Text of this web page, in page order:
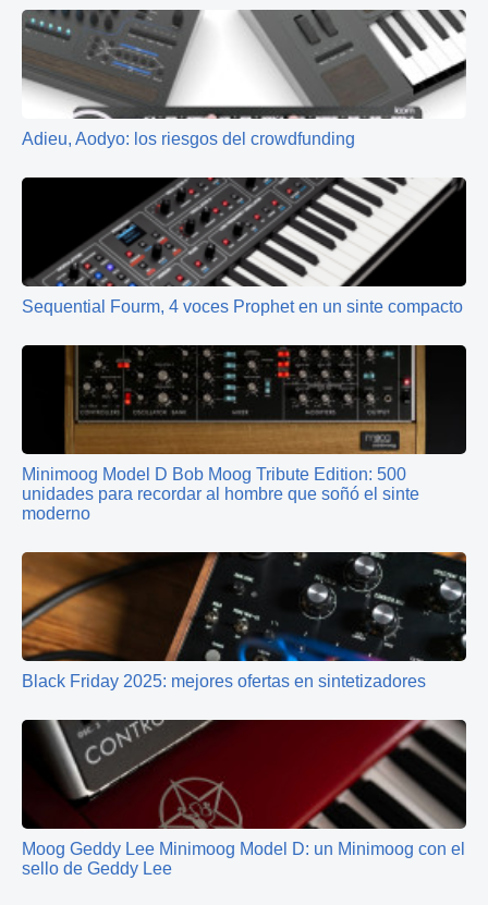
Adieu, Aodyo: los riesgos del crowdfunding
Sequential Fourm, 4 voces Prophet en un sinte compacto
Minimoog Model D Bob Moog Tribute Edition: 500
unidades para recordar al hombre que soñó el sinte
moderno
Black Friday 2025: mejores ofertas en sintetizadores
Moog Geddy Lee Minimoog Model D: un Minimoog con el
sello de Geddy Lee